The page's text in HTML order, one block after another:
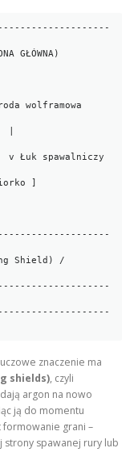
GŁÓWNA)
wolframowa
spawalniczy
]
Shield) /
znaczenie ma
shields), czyli
argon na nowo
ją do momentu
formowanie grani –
spawanej rury lub